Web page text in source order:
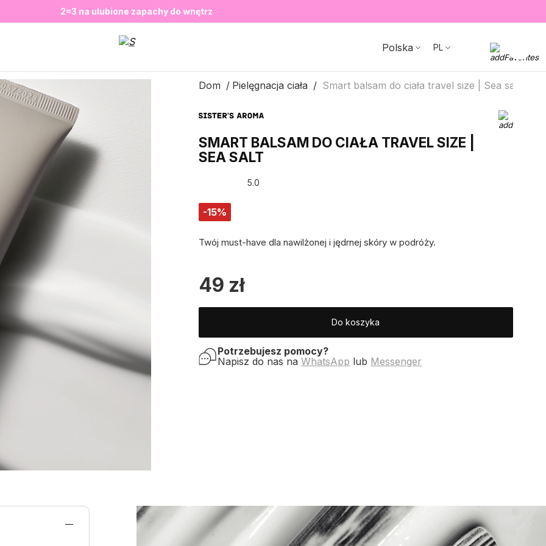
2=3 na ulubione zapachy do wnętrz
SALE do -20%✨
❤️ Perfumy Sugar Porn 50 ml znów dostępne
Nowosci✨
Polska PL
Dom Pielęgnacja ciała Smart balsam do ciała travel size | Sea salt
SMART BALSAM DO CIAŁA TRAVEL SIZE |
SEA SALT
5.0
-15%
Twój must-have dla nawilżonej i jędrnej skóry w podróży.
49 zł
Do koszyka
Potrzebujesz pomocy?
Napisz do nas naWhatsApp lub Messenger